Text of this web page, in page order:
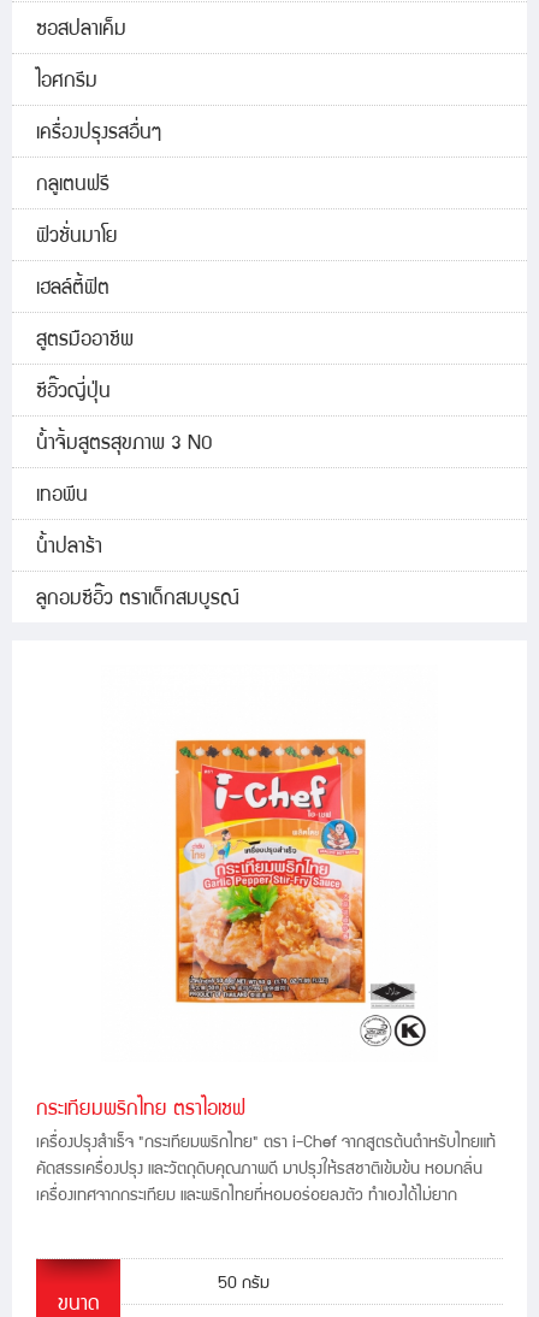
ซอสปลาเค็ม
ไอศกรีม
เครื่องปรุงรสอื่นๆ
กลูเตนฟรี
ฟิวชั่นมาโย
เฮลล์ตี้ฟิต
สูตรมืออาชีพ
ซีอิ๊วญี่ปุ่น
น้ำจิ้มสูตรสุขภาพ 3 NO
เทอพีน
น้ำปลาร้า
ลูกอมซีอิ๊ว ตราเด็กสมบูรณ์
กระเทียมพริกไทย ตราไอเชฟ
เครื่องปรุงสำเร็จ "กระเทียมพริกไทย" ตรา i-Chef จากสูตรต้นตำหรับไทยแท้
คัดสรรเครื่องปรุง และวัตถุดิบคุณภาพดี มาปรุงให้รสชาติเข้มข้น หอมกลิ่น
เครื่องเทศจากกระเทียม และพริกไทยที่หอมอร่อยลงตัว ทำเองได้ไม่ยาก
ขนาด
50 กรัม